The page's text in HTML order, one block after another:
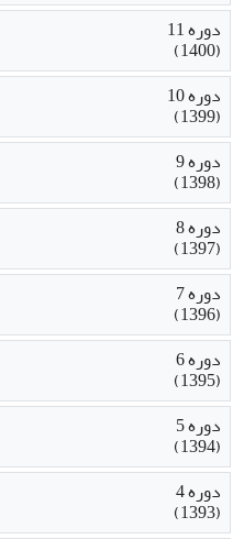
دوره 11
(1400)
دوره 10
(1399)
دوره 9
(1398)
دوره 8
(1397)
دوره 7
(1396)
دوره 6
(1395)
دوره 5
(1394)
دوره 4
(1393)